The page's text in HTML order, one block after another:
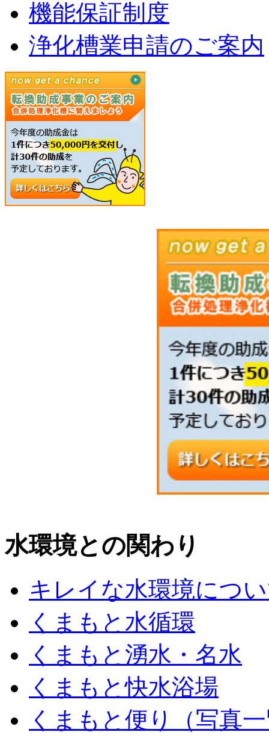
機能保証制度
浄化槽業申請のご案内
水環境との関わり
キレイな水環境につ
くまもと水循環
くまもと湧水・名水
くまもと快水浴場
くまもと便り（写真